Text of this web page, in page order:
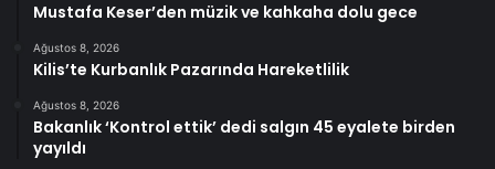
Mustafa Keser’den müzik ve kahkaha dolu gece
Ağustos 8, 2026
Kilis’te Kurbanlık Pazarında Hareketlilik
Ağustos 8, 2026
Bakanlık ‘Kontrol ettik’ dedi salgın 45 eyalete birden
yayıldı